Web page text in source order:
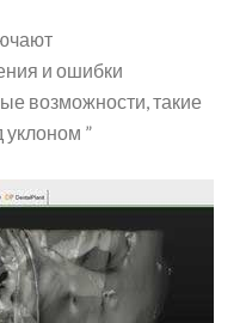
и ошибки
возможности, такие
”